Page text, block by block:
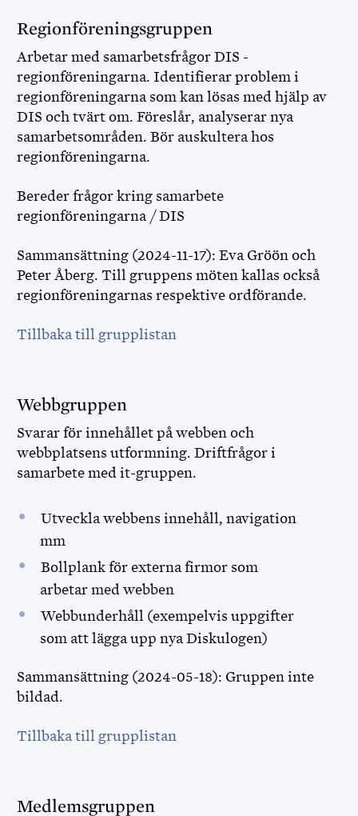
Regionföreningsgruppen
Arbetar med samarbetsfrågor DIS -
regionföreningarna. Identifierar problem i
regionföreningarna som kan lösas med hjälp av
DIS och tvärt om. Föreslår, analyserar nya
samarbetsområden. Bör auskultera hos
regionföreningarna.
Bereder frågor kring samarbete
regionföreningarna / DIS
Sammansättning (2024-11-17): Eva Gröön och
Peter Åberg. Till gruppens möten kallas också
regionföreningarnas respektive ordförande.
Tillbaka till grupplistan
Webbgruppen
Svarar för innehållet på webben och
webbplatsens utformning. Driftfrågor i
samarbete med it-gruppen.
Utveckla webbens innehåll, navigation
mm
Bollplank för externa firmor som
arbetar med webben
Webbunderhåll (exempelvis uppgifter
som att lägga upp nya Diskulogen)
Sammansättning (2024-05-18): Gruppen inte
bildad.
Tillbaka till grupplistan
Medlemsgruppen